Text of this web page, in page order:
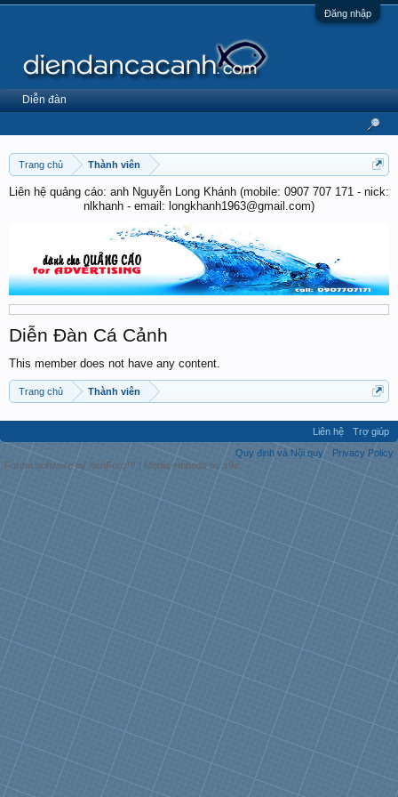
Đăng nhập
Trang chủ Thành viên
Liên hệ quảng cáo: anh Nguyễn Long Khánh (mobile: 0907 707 171 - nick:
nlkhanh - email: longkhanh1963@gmail.com)
Diễn Đàn Cá Cảnh
This member does not have any content.
Trang chủ Thành viên
Diễn đàn
Liên hệ
Trợ giúp
Quy định và Nội quy
Privacy Policy
Forum software by XenForo™ | Media embeds by s9e